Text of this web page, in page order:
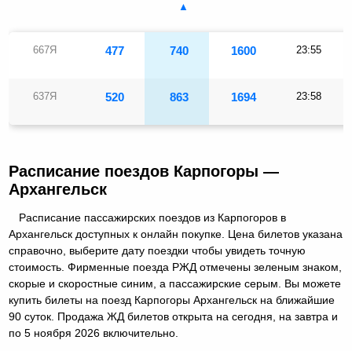
667Я 477 740 1600 23:55
637Я 520 863 1694 23:58
Расписание поездов Карпогоры —
Архангельск
Расписание пассажирских поездов из Карпогоров в
Архангельск доступных к онлайн покупке. Цена билетов указана
справочно, выберите дату поездки чтобы увидеть точную
стоимость. Фирменные поезда РЖД отмечены зеленым знаком,
скорые и скоростные синим, а пассажирские серым. Вы можете
купить билеты на поезд Карпогоры Архангельск на ближайшие
90 суток. Продажа ЖД билетов открыта на сегодня, на завтра и
по 5 ноября 2026 включительно.